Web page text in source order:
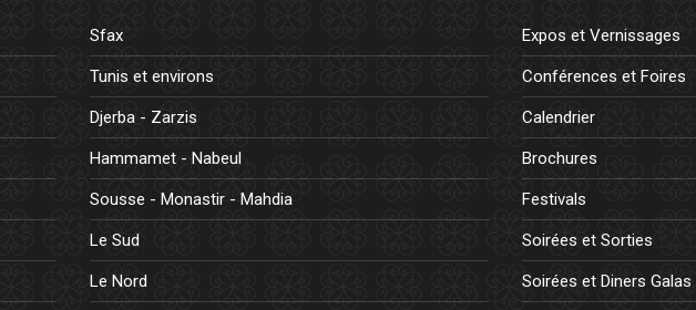
Sfax
Tunis et environs
Djerba - Zarzis
Hammamet - Nabeul
Sousse - Monastir - Mahdia
Le Sud
Le Nord
Expos et Vernissages
Conférences et Foires
Calendrier
Brochures
Festivals
Soirées et Sorties
Soirées et Diners Galas